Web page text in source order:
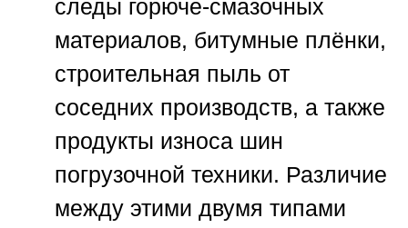
следы горюче-смазочных
материалов, битумные плёнки,
строительная пыль от
соседних производств, а также
продукты износа шин
погрузочной техники. Различие
между этими двумя типами